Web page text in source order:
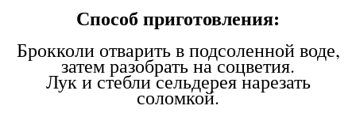
Способ приготовления:
Брокколи отварить в подсоленной воде,
затем разобрать на соцветия.
Лук и стебли сельдерея нарезать
соломкой.